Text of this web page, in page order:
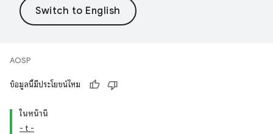
AOSP
ข้อมูลนี้มีประโยชน์ไหม
ในหน้านี้
- t -